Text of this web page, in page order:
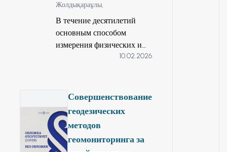
Жолдықараұлы,
В течение десятилетий
основным способом
измерения физических и
механических явлений
(тензорезистивные,
струнные,
потенциометрические и
тд.). Несмотря на их
повсеместное
10.02.2026
Совершенствование
геодезических
методов
геомониторинга за